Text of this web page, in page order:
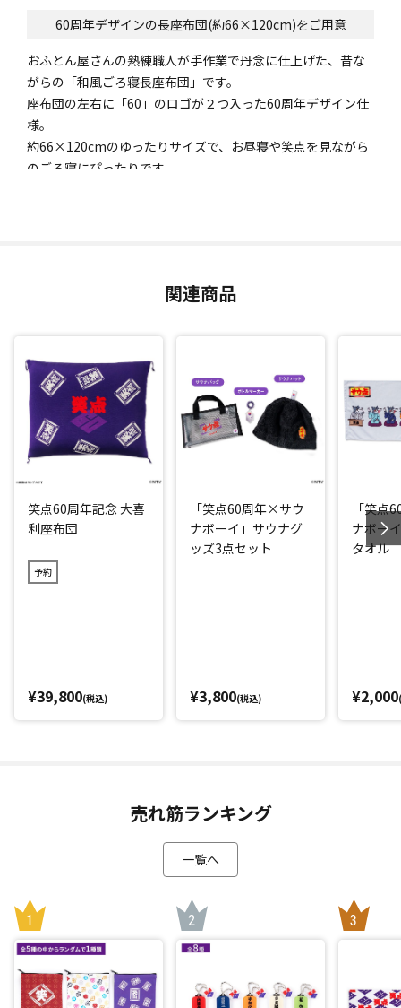
60周年デザインの長座布団(約66×120cm)をご用意
おふとん屋さんの熟練職人が手作業で丹念に仕上げた、昔な
がらの「和風ごろ寝長座布団」です。
座布団の左右に「60」のロゴが２つ入った60周年デザイン仕
様。
約66×120cmのゆったりサイズで、お昼寝や笑点を見ながら
のごろ寝にぴったりです。
関連商品
笑点60周年記念 大喜
利座布団
予約
¥39,800(税込)
「笑点60周年×サウ
ナボーイ」サウナグ
ッズ3点セット
¥3,800(税込)
「笑点
ナボー
タオル
¥2,000
売れ筋ランキング
一覧へ